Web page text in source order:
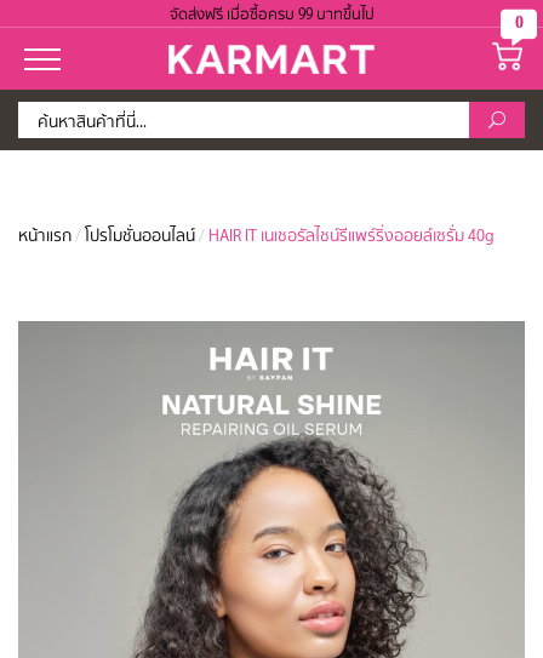
จัดส่งฟรี เมื่อซื้อครบ 99 บาทขึ้นไป 0
หน้าแรก /โปรโมชั่นออนไลน์ / HAIR IT เนเชอรัลไชน์รีแพร์ริ่งออยล์เซรั่ม 40g